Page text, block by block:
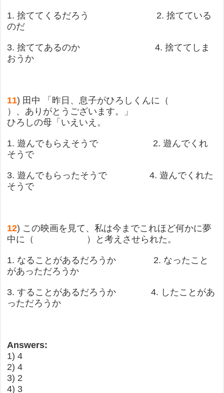
1. 捨ててくるだろう 2. 捨てている
のだ
3. 捨ててあるのか 4. 捨ててしま
おうか
11) 田中 「昨日、息子がひろしくんに（
）、ありがとうございます。」
ひろしの母「いえいえ。
1. 遊んでもらえそうで 2. 遊んでくれ
そうで
3. 遊んでもらったそうで 4. 遊んでくれた
そうで
12) この映画を見て、私は今までこれほど何かに夢
中に（ ）と考えさせられた。
1. なることがあるだろうか 2. なったこと
があっただろうか
3. することがあるだろうか 4. したことがあ
っただろうか
Answers:
1) 4
2) 4
3) 2
4) 3